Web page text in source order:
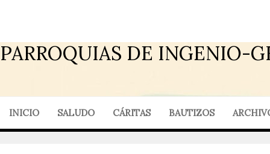
PARROQUIAS DE INGENIO-
INICIO SALUDO CÁRITAS BAUTIZOS